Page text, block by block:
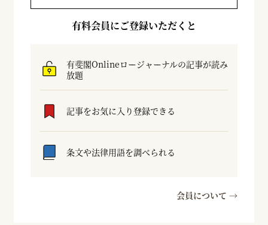
有料会員にご登録いただくと
有斐閣Onlineロージャーナルの記事が読み
放題
記事をお気に入り登録できる
条文や法律用語を調べられる
会員について →